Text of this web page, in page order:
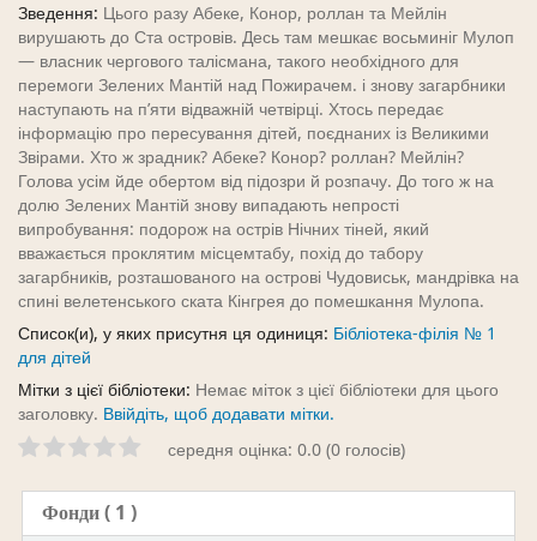
Зведення: Цього разу Абеке, Конор, роллан та Мейлін
вирушають до Ста островів. Десь там мешкає восьминіг Мулоп
— власник чергового талісмана, такого необхідного для
перемоги Зелених Мантій над Пожирачем. і знову загарбники
наступають на п’яти відважній четвірці. Хтось передає
інформацію про пересування дітей, поєднаних із Великими
Звірами. Хто ж зрадник? Абеке? Конор? роллан? Мейлін?
Голова усім йде обертом від підозри й розпачу. До того ж на
долю Зелених Мантій знову випадають непрості
випробування: подорож на острів Нічних тіней, який
вважається проклятим місцем­табу, похід до табору
загарбників, розташованого на острові Чудовиськ, мандрівка на
спині велетенського ската Кінгрея до помешкання Мулопа.
Список(и), у яких присутня ця одиниця: Бібліотека-філія № 1
для дітей
Мітки з цієї бібліотеки: Немає міток з цієї бібліотеки для цього
заголовку. Ввійдіть, щоб додавати мітки.
середня оцінка: 0.0 (0 голосів)
Фонди( 1 )